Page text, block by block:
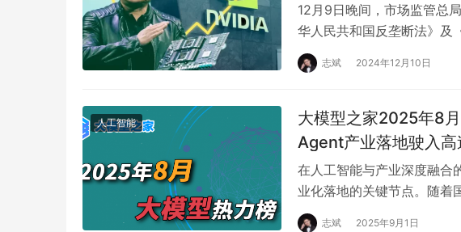
12月9日晚间，市场监管总
华人民共和国反垄断法》及
司收购迈络思科技有限公司
志斌 2024年12月10日
人工智能
大模型之家2025年8
Agent产业落地驶入高
在人工智能与产业深度融合
业化落地的关键节点。随着
发布，政策东风为产业发展
志斌 2025年9月1日